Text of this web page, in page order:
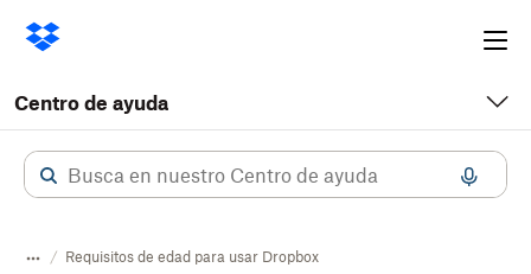
Centro de ayuda
Requisitos de edad para usar Dropbox